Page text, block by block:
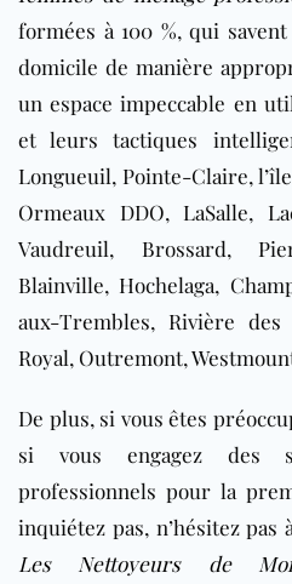
formées à 100 %, qui
domicile de manière
un espace impeccable en
et leurs tactiques
Longueuil, Pointe-Claire,
Ormeaux DDO, LaSalle,
Vaudreuil, Brossard,
Blainville, Hochelaga,
aux-Trembles, Rivière
Royal, Outremont,
De plus, si vous êtes
si vous engagez des
professionnels pour la
inquiétez pas, n’hésitez
Les Nettoyeurs de